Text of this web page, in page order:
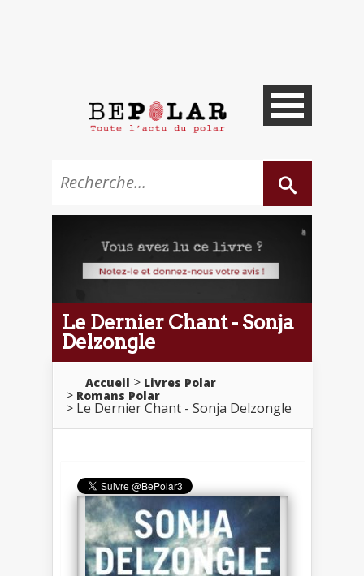
Le Dernier Chant - Sonja
Delzongle
Accueil
Livres Polar
Romans Polar
Le Dernier Chant - Sonja Delzongle